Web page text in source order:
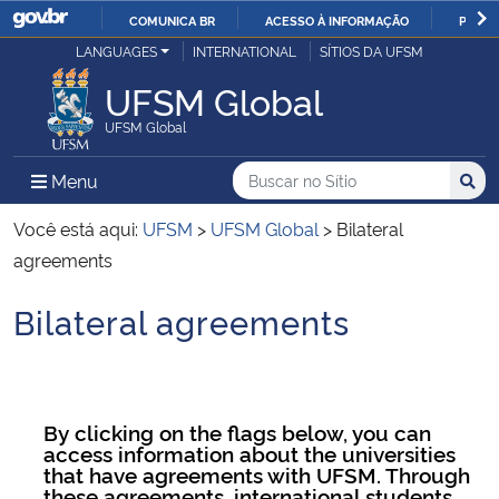
IR
O
COMUNICA BR ACESSO À INFORMAÇÃO
Ministério da Justiça e Segurança Pública
Ministério da Defesa
Ministério das Relações Exteriores
Ministério da Infraestrutura
Ministério da Educação
LANGUAGES INTERNATIONAL SÍTIOS DA UFSM
UFSM Global
UFSM Global
Menu Menu Principal do Sítio
Busca
Buscar no no Sítio
Busca:
Você está aqui: UFSM > UFSM Global > Bilateral
agreements
Início do conteúdo
Bilateral agreements
By clicking on the flags below, you can
access information about the universities
that have agreements with UFSM. Through